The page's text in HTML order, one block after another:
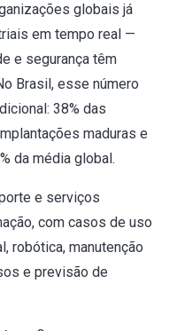
globais já
em tempo real —
e segurança têm
Brasil, esse número
38% das
maduras e
da média global.
e serviços
com casos de uso
robótica, manutenção
e previsão de